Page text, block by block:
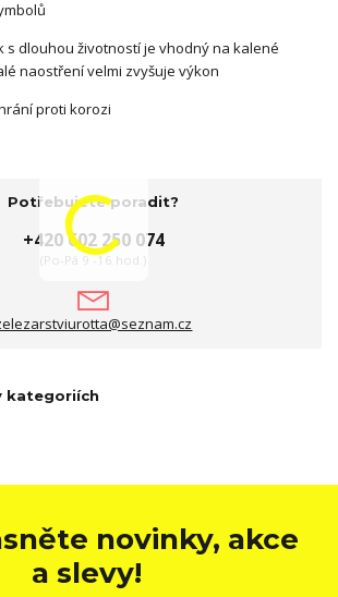
s dlouhou životností je vhodný na kalené
naostření velmi zvyšuje výkon
proti korozi
Potřebujete poradit?
+420 602 250 074
(Po-Pá 9 -16 hod.)
kategoriích
novinky, akce
a slevy!